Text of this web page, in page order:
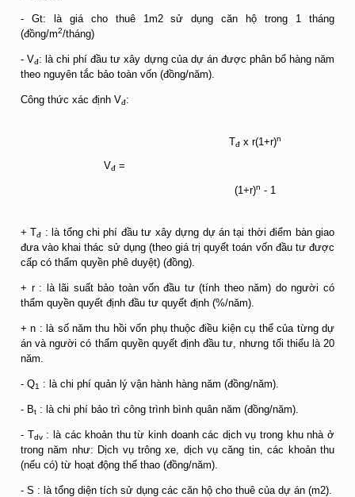
- Gt: là giá cho thuê 1m2 sử dụng căn hộ trong 1 tháng
(đồng/m2/tháng)
- Vđ: là chi phí đầu tư xây dựng của dự án được phân bổ hàng năm
theo nguyên tắc bảo toàn vốn (đồng/năm).
Công thức xác định Vđ:
Vđ=
Tđ x r(1+r)n
(1+r)n - 1
+ Tđ : là tổng chi phí đầu tư xây dựng dự án tại thời điểm bàn giao
đưa vào khai thác sử dụng (theo giá trị quyết toán vốn đầu tư được
cấp có thẩm quyền phê duyệt) (đồng).
+ r : là lãi suất bảo toàn vốn đầu tư (tính theo năm) do người có
thẩm quyền quyết định đầu tư quyết định (%/năm).
+ n : là số năm thu hồi vốn phụ thuộc điều kiện cụ thể của từng dự
án và người có thẩm quyền quyết định đầu tư, nhưng tối thiểu là 20
năm.
- Q1 : là chi phí quản lý vận hành hàng năm (đồng/năm).
- Bt : là chi phí bảo trì công trình bình quân năm (đồng/năm).
- Tdv: là các khoản thu từ kinh doanh các dịch vụ trong khu nhà ở
trong năm như: Dịch vụ trông xe, dịch vụ căng tin, các khoản thu
(nếu có) từ hoạt động thể thao (đồng/năm).
- S : là tổng diện tích sử dụng các căn hộ cho thuê của dự án (m2).